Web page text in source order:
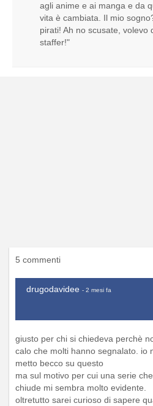
agli anime e ai manga e da
vita è cambiata. Il mio
pirati! Ah no scusate, volevo
staffer!"
5 commenti
drugodavidee - 2 mesi fa
giusto per chi si chiedeva perchè
calo che molti hanno segnalato. io
metto becco su questo
ma sul motivo per cui una serie
chiude mi sembra molto evidente.
oltretutto sarei curioso di sapere